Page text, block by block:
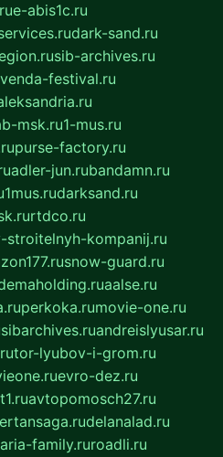
e-abis1c.ru
dark-sand.ru
sib-archives.ru
venda-festival.ru
msk.ru1-mus.ru
purse-factory.ru
adler-jun.rubandamn.ru
1mus.rudarksand.ru
rtdco.ru
kompanij.ru
snow-guard.ru
aalse.ru
perkoka.rumovie-one.ru
sibarchives.ruandreislyusar.ru
tor-lyubov-i-grom.ru
evro-dez.ru
avtopomosch27.ru
delanalad.ru
aria-family.ruroadli.ru